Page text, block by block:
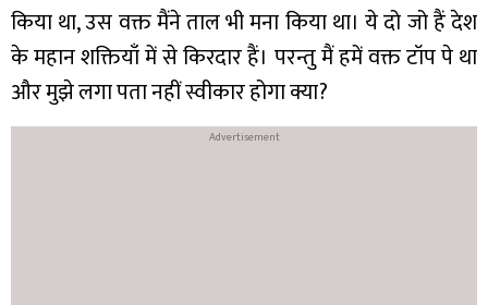
किया था, उस वक्त मैंने ताल भी मना किया था। ये दो जो हैं देश
के महान शक्तियाँ में से किरदार हैं। परन्तु मैं हमें वक्त टॉप पे था
और मुझे लगा पता नहीं स्वीकार होगा क्या?